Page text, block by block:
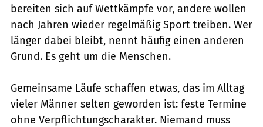
bereiten sich auf Wettkämpfe vor, andere wollen
nach Jahren wieder regelmäßig Sport treiben. Wer
länger dabei bleibt, nennt häufig einen anderen
Grund. Es geht um die Menschen.
Gemeinsame Läufe schaffen etwas, das im Alltag
vieler Männer selten geworden ist: feste Termine
ohne Verpflichtungscharakter. Niemand muss